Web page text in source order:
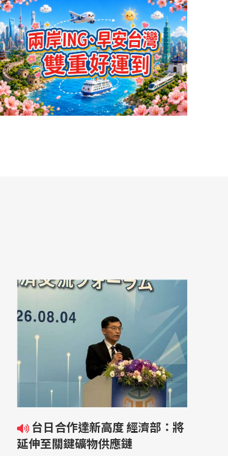
台日合作達新高度 經濟部：將
延伸至關鍵礦物供應鏈